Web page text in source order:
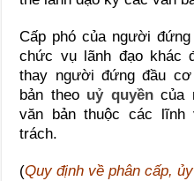
Cấp phó của người
chức vụ lãnh đạo khác
thay người đứng đầu
bản theo uỷ quyềncủa
văn bản thuộc các lĩnh
trách.
(Quy định về phân cấp,